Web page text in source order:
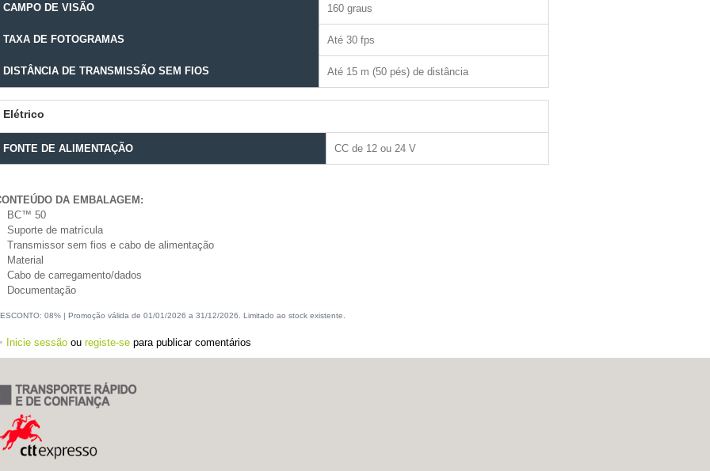
CAMPO DE VISÃO 160 graus
TAXA DE FOTOGRAMAS Até 30 fps
DISTÂNCIA DE TRANSMISSÃO SEM FIOS Até 15 m (50 pés) de distância
Elétrico
FONTE DE ALIMENTAÇÃO CC de 12 ou 24 V
DA EMBALAGEM:
BC™ 50
Suporte de matrícula
Transmissor sem fios e cabo de alimentação
Material
Cabo de carregamento/dados
Documentação
08% | Promoção válida de 01/01/2026 a 31/12/2026. Limitado ao stock existente.
Inicie sessão ouregiste-se para publicar comentários